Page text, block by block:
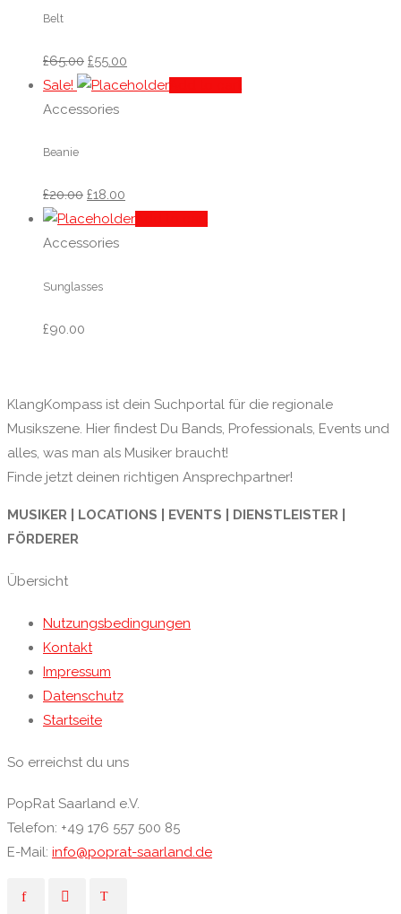
Belt
£65.00 £55.00
Sale!
Accessories
Beanie
£20.00 £18.00
Accessories
Sunglasses
£90.00
KlangKompass ist dein Suchportal für die regionale
Musikszene. Hier findest Du Bands, Professionals, Events und
alles, was man als Musiker braucht!
Finde jetzt deinen richtigen Ansprechpartner!
MUSIKER | LOCATIONS | EVENTS | DIENSTLEISTER |
FÖRDERER
Übersicht
Nutzungsbedingungen
Kontakt
Impressum
Datenschutz
Startseite
So erreichst du uns
PopRat Saarland e.V.
Telefon: +49 176 557 500 85
E-Mail: info@poprat-saarland.de